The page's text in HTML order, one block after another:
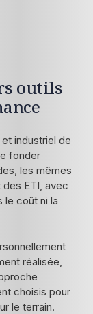
outils
industriel de
fonder
les mêmes
ETI, avec
le coût ni la
réalisée,
choisis pour
le terrain.